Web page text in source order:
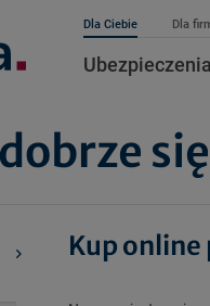
Dla Ciebie Dla
Ubezpieczenia
Kup online